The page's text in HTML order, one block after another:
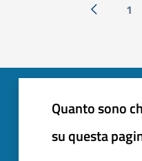
« 1
Quanto sono
su questa